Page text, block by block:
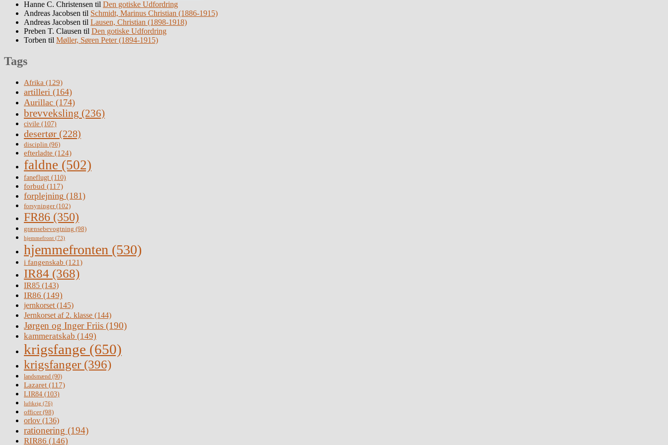
Hanne C. Christensen til Den gotiske Udfordring
Andreas Jacobsen til Schmidt, Marinus Christian (1886-1915)
Andreas Jacobsen til Lausen, Christian (1898-1918)
Preben T. Clausen til Den gotiske Udfordring
Torben til Møller, Søren Peter (1894-1915)
Tags
Afrika (129)
artilleri (164)
Aurillac (174)
brevveksling (236)
civile (107)
desertør (228)
disciplin (96)
efterladte (124)
faldne (502)
faneflugt (110)
forbud (117)
forplejning (181)
forsyninger(102)
FR86 (350)
grænsebevogtning (98)
hjemmefront (73)
hjemmefronten (530)
i fangenskab (121)
IR84 (368)
IR85 (143)
IR86 (149)
jernkorset(145)
Jernkorset af 2. klasse (144)
Jørgen og Inger Friis (190)
kammeratskab (149)
krigsfange (650)
krigsfanger (396)
landsmænd (90)
Lazaret (117)
LIR84 (103)
luftkrig (76)
officer(98)
orlov (136)
rationering (194)
RIR86 (146)